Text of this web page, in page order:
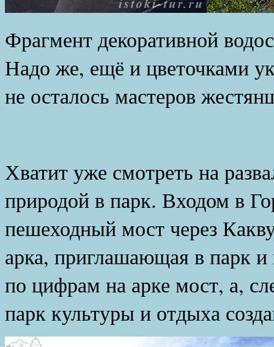
Фрагмент декоративной
Надо же, ещё и цветочками
не осталось мастеров
Хватит уже смотреть на
природой в парк. Входом в
пешеходный мост через
арка, приглашающая в парк
по цифрам на арке мост, а,
парк культуры и отдыха